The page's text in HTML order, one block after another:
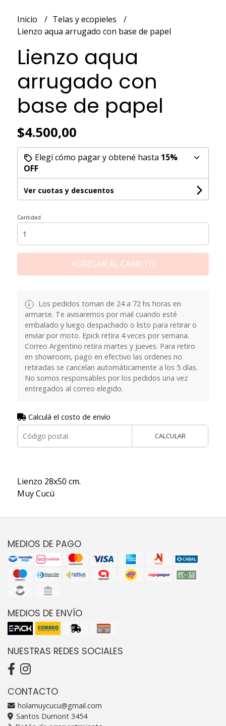
Inicio
Telas y ecopieles
Lienzo aqua arrugado con base de papel
Lienzo aqua
arrugado con
base de papel
$4.500,00
Elegí cómo pagar y obtené hasta 15%
OFF
Ver cuotas y descuentos
Cantidad
AGREGAR AL CARRITO
Los pedidos toman de 24 a 72 hs horas en
armarse. Te avisaremos por mail cuando esté
embalado y luego despachado o listo para retirar o
enviar por moto. Epick retira 4 veces por semana.
Correo Argentino retira martes y jueves. Para retiro
en showroom, pago en efectivo las ordenes no
retiradas se cancelan automáticamente a los 5 días.
No somos responsables por los pedidos una vez
entregados al correo elegido.
Calculá el costo de envío
CALCULAR
Lienzo 28x50 cm.
Muy Cucú
MEDIOS DE PAGO
MEDIOS DE ENVÍO
NUESTRAS REDES SOCIALES
CONTACTO
holamuycucu@gmail.com
Santos Dumont 3454